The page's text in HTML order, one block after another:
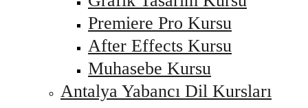
Premiere Pro Kursu
After Effects Kursu
Muhasebe Kursu
Antalya Yabancı Dil Kursları